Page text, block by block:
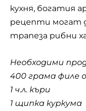
кухня, богатия
рецепти могат
трапеза рибни
Необходими
400 грама филе
1 ч.л. къри
1 щипка куркума